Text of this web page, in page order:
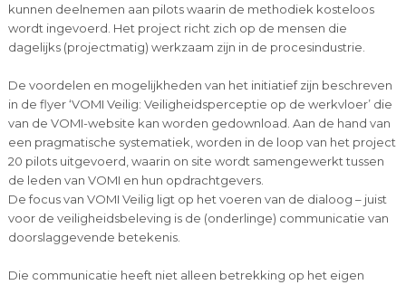
kunnen deelnemen aan pilots waarin de methodiek kosteloos
wordt ingevoerd. Het project richt zich op de mensen die
dagelijks (projectmatig) werkzaam zijn in de procesindustrie.
De voordelen en mogelijkheden van het initiatief zijn beschreven
in de flyer ‘VOMI Veilig: Veiligheidsperceptie op de werkvloer’ die
van de VOMI-website kan worden gedownload. Aan de hand van
een pragmatische systematiek, worden in de loop van het project
20 pilots uitgevoerd, waarin on site wordt samengewerkt tussen
de leden van VOMI en hun opdrachtgevers.
De focus van VOMI Veilig ligt op het voeren van de dialoog – juist
voor de veiligheidsbeleving is de (onderlinge) communicatie van
doorslaggevende betekenis.
Die communicatie heeft niet alleen betrekking op het eigen